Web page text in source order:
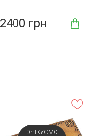
2400 грн
ОЧІКУЄМО